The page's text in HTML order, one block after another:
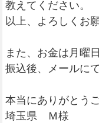
教えてください。
以上、よろしくお
また、お金は月曜
振込後、メールに
本当にありがとう
埼玉県 Ｍ様